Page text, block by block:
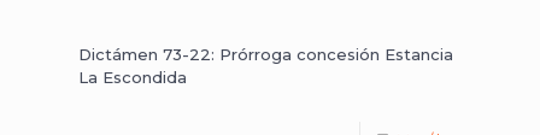
Dictámen 73-22: Prórroga concesión Estancia
La Escondida